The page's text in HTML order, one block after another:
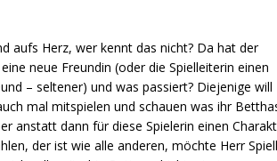
aufs Herz, wer kennt das nicht? Da hat der
neue Freundin (oder die Spielleiterin einen
– seltener) und was passiert? Diejenige will
mal mitspielen und schauen was ihr
anstatt dann für diese Spielerin einen
der ist wie alle anderen, möchte Herr